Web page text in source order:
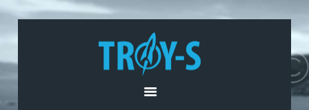
O NAMA
PROIZVODI I USLUGE
AKTUELNOSTI